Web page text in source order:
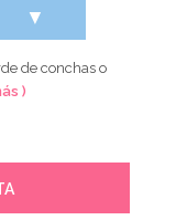
▼
de conchas o
)